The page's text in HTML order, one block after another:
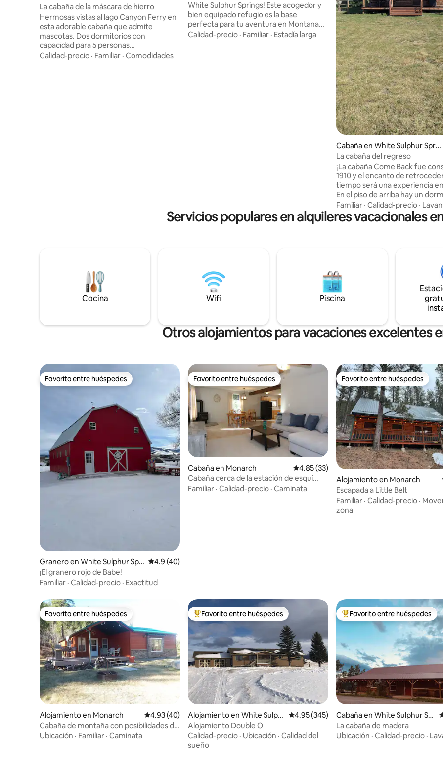
La cabaña de la máscara de hierro
Hermosas vistas al lago Canyon Ferry en
esta adorable cabaña que admite
mascotas. Dos dormitorios con
capacidad para 5 personas
cómodamente. El primer dormitorio
Calidad-precio · Familiar · Comodidades
White Sulphur Springs! Este acogedor y
bien equipado refugio es la base
perfecta para tu aventura en Montana
Central, ya sea cazando, pescando,
Calidad-precio · Familiar · Estadía larga
Cabaña en White Sulphur Sprin
gs
La cabaña del regreso
¡La cabaña Come Back fue
1910 y el encanto de
tiempo será una experiencia
En el piso de arriba hay un
una cama tamaño queen y un
trabajo dedicado. La planta
tiene una cocina
un segundo dormitorio con una
tamaño queen. La terraza está equipada
con una parrilla y muebles de
patio está cercado y hay
estacionamiento fuera de la
Familiar · Calidad-precio ·
Servicios populares en alquileres vacacionales
Cocina Wifi Piscina
Otros alojamientos para vacaciones excelentes
Favorito entre huéspedes
Favorito entre huéspedes
Granero en White Sulphur Spri
ngs
Calificación promedio: 4.9 de 5, 40 reseñas
4.9 (40)
¡El granero rojo de Babe!
Familiar · Calidad-precio · Exactitud
Favorito entre huéspedes
Favorito entre huéspedes
Cabaña en Monarch Calificación promedio: 4.85 de 5, 33 reseñas
4.85 (33)
Cabaña cerca de la estación de esquí
Showdown
Familiar · Calidad-precio · Caminata
Favorito entre huéspedes
Favorito entre huéspedes
Alojamiento en Monarch
Escapada a Little Belt
Familiar · Calidad-precio ·
zona
Favorito entre huéspedes
Favorito entre huéspedes
Alojamiento en Monarch Calificación promedio: 4.93 de 5, 40 reseñas
4.93 (40)
Cabaña de montaña con posibilidades de
recreación al aire libre
Ubicación · Familiar · Caminata
Favorito entre huéspedes preferido
Favorito entre huéspedes
Alojamiento en White Sulph
ur Springs
Calificación promedio: 4.95 de 5, 345 reseñas
4.95 (345)
Alojamiento Double O
Calidad-precio · Ubicación · Calidad del
sueño
Favorito entre huéspedes
Favorito entre huéspedes
Cabaña en White Sulphur Sp
rings
La cabaña de madera
Ubicación · Calidad-precio ·